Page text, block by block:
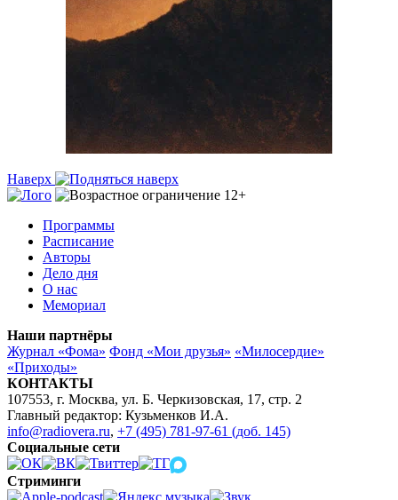
Наверх
Программы
Расписание
Авторы
Дело дня
О нас
Мемориал
Наши партнёры
Журнал «Фома» Фонд «Мои друзья» «Милосердие»
«Приходы»
КОНТАКТЫ
107553, г. Москва, ул. Б. Черкизовская, 17, стр. 2
Главный редактор: Кузьменков И.А.
info@radiovera.ru, +7 (495) 781-97-61 (доб. 145)
Социальные сети
Стриминги